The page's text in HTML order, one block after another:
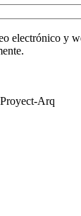
electrónico y
Arq